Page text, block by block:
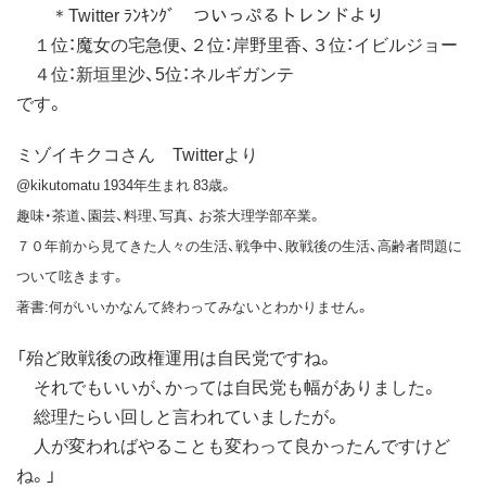
＊Twitter ﾗﾝｷﾝｸﾞ ついっぷるトレンドより
１位：魔女の宅急便、２位：岸野里香、３位：イビルジョー
４位：新垣里沙、5位：ネルギガンテ
です。
ミゾイキクコさん Twitterより
@kikutomatu 1934年生まれ 83歳。
趣味・茶道、園芸、料理、写真、 お茶大理学部卒業。
７０年前から見てきた人々の生活、戦争中、敗戦後の生活、高齢者問題に
ついて呟きます。
著書:何がいいかなんて終わってみないとわかりません。
「殆ど敗戦後の政権運用は自民党ですね。
それでもいいが、かっては自民党も幅がありました。
総理たらい回しと言われていましたが。
人が変わればやることも変わって良かったんですけど
ね。」